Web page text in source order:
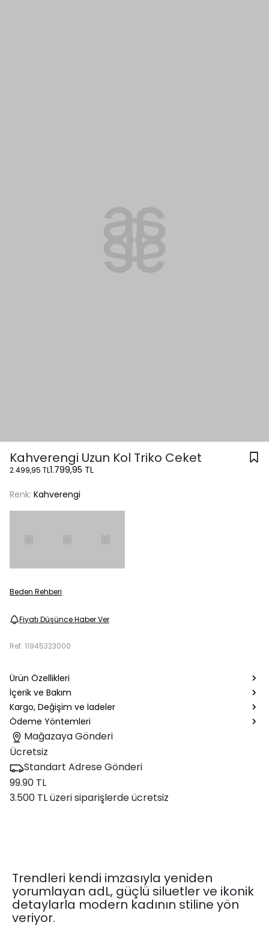
Kahverengi Uzun Kol Triko Ceket
2.499,95 TL1.799,95 TL
Renk: Kahverengi
Beden Rehberi
Fiyatı Düşünce Haber Ver
Ref. 11945323000
Ürün Özellikleri
İçerik ve Bakım
Kargo, Değişim ve İadeler
Ödeme Yöntemleri
Mağazaya Gönderi
Ücretsiz
Standart Adrese Gönderi
99.90 TL
3.500 TL üzeri siparişlerde ücretsiz
Trendleri kendi imzasıyla yeniden
yorumlayan adL, güçlü siluetler ve ikonik
detaylarla modern kadının stiline yön
veriyor.